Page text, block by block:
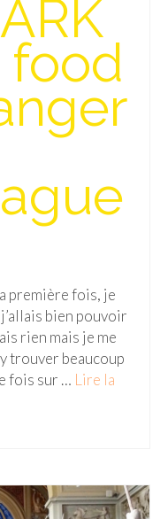
première fois, je
bien pouvoir
rien mais je me
trouver beaucoup
fois sur … Lire la